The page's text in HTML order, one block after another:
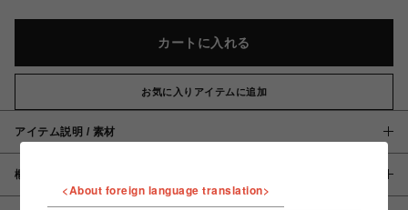
カートに入れる
お気に入りアイテムに追加
アイテム説明 / 素材
概要
<About foreign language translation>